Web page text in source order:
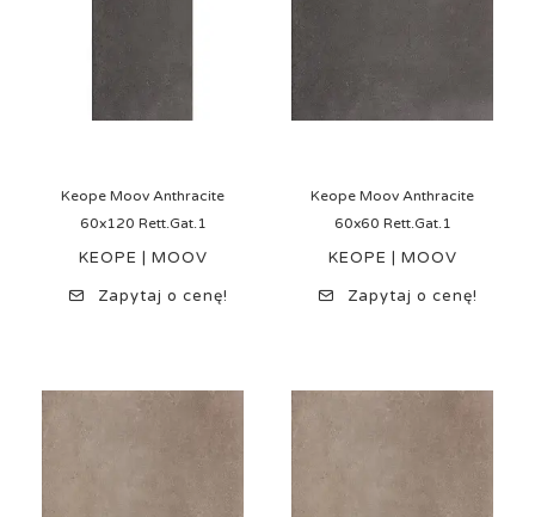
Keope Moov Anthracite
60x120 Rett.Gat.1
KEOPE | MOOV
Zapytaj o cenę!
Keope Moov Anthracite
60x60 Rett.Gat.1
KEOPE | MOOV
Zapytaj o cenę!